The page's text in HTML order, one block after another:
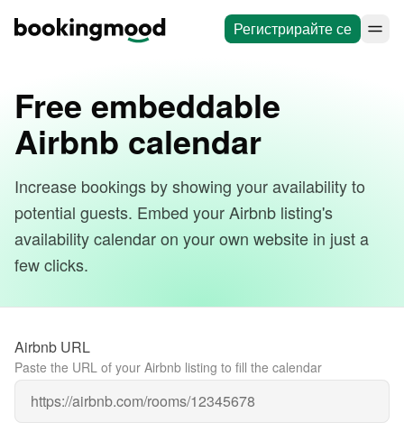
Регистрирайте се
Free embeddable
Airbnb calendar
Increase bookings by showing your availability to
potential guests. Embed your Airbnb listing's
availability calendar on your own website in just a
few clicks.
Airbnb URL
Paste the URL of your Airbnb listing to fill the calendar